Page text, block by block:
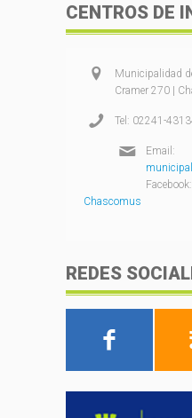
CENTROS DE
Municipalidad
Cramer 270 |
Tel: 02241-
Email:
Facebook:
Chascomus
REDES